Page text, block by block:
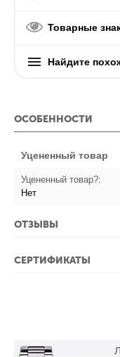
Товарные
Найдите
ОСОБЕННОСТИ
Уцененный товар
Уцененный товар?:
Нет
ОТЗЫВЫ
СЕРТИФИКАТЫ